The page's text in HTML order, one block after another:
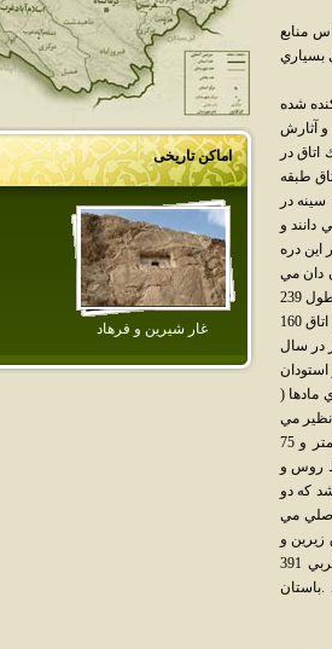
اماکن تاریخی
غار شيرين و فرهاد
اساس منابع
بسياري
شده
و آثارش
در
طبقه
در
دانند و
اين دره
دان مي
باشد و تاريخ آن را سده ي پنجم و حداكثر ششم پيش از ميلاد مي دانند كه به شكل ذوزنقه و داراي ضلع كوچك به طول 239
سانتيمتر و قاعده ي 249 سانتيمتر مدخل ورودي را تشكيل مي دهد كه رو به مشرق و طلوع خورشيد مي باشد پهناي اتاق 160
مك دونالدكنير در سال
به فاصله 100 متر پايين تر از استودان
مادها (
نظير مي
باشد كه دو طبقه ساخته شده است مدخل ورودي به شكل مستطيل به طول 5 متر و 82 سانتيمتر و عرض يك متر و 75
توسط روس و
كه دو
اصلي مي
به اتاق زيرين و
گور اصلي كه ضلع شمالي آن 384 سانتيمتر – ضلع شرقي 377 سانتيمتر – ضلع جنوبي 331 سانتيمتر و ضلع غربي 391
132 سانتيمتر مي باشد .باستان